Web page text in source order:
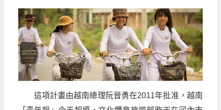
這項計畫由越南總理阮晉勇在2011年批准，越南